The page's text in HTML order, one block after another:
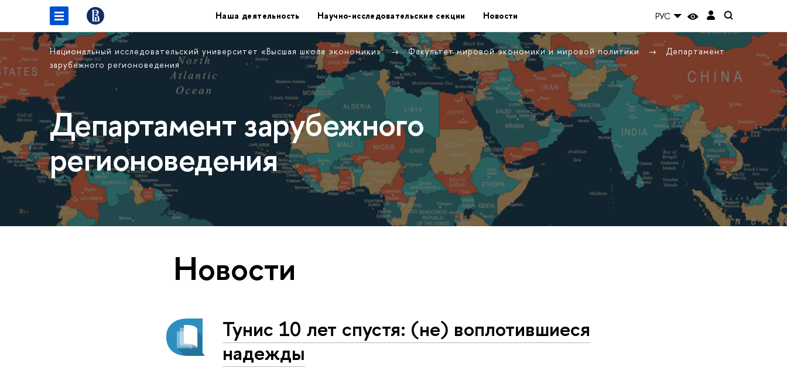
Наша деятельность Научно-исследовательские секции Новости РУС
Национальный исследовательский университет «Высшая школа экономики» Факультет мировой экономики и мировой политики
Департамент
зарубежного регионоведения
Департамент зарубежного
регионоведения
Новости
Тунис 10 лет спустя: (не) воплотившиеся
надежды